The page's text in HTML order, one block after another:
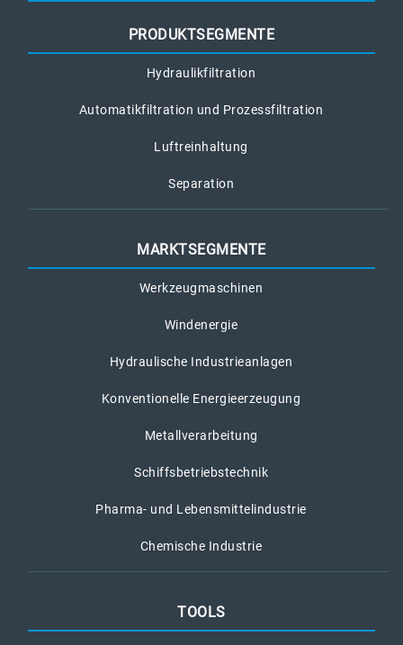
PRODUKTSEGMENTE
Hydraulikfiltration
Automatikfiltration und Prozessfiltration
Luftreinhaltung
Separation
MARKTSEGMENTE
Werkzeugmaschinen
Windenergie
Hydraulische Industrieanlagen
Konventionelle Energieerzeugung
Metallverarbeitung
Schiffsbetriebstechnik
Pharma- und Lebensmittelindustrie
Chemische Industrie
TOOLS